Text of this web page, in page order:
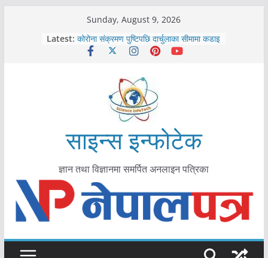
Sunday, August 9, 2026
Latest:
काभ्रेपलाञ्चोकमा आयुर्वेद स्वास्थ्योपचारतर्फ
आकर्षण बढ्दै
कोरोना संक्रमण पुष्टिपछि दार्चुलाका सीमामा कडाइ
मकवानपुरमा खोरेत रोग विरुद्धको खोप लगाउन
आयुर्वेद चिकित्सा प्रणालीको भूमिका महत्वपूर्ण छ :
मुख्यमन्त्री शाह
साइन्स इन्फोटेक
ज्ञान तथा विज्ञानमा समर्पित अनलाइन पत्रिका